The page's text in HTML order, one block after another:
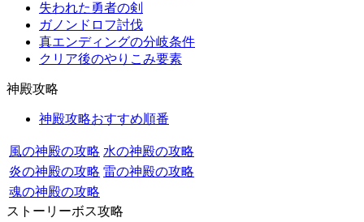
失われた勇者の剣
ガノンドロフ討伐
真エンディングの分岐条件
クリア後のやりこみ要素
神殿攻略
神殿攻略おすすめ順番
風の神殿の攻略 水の神殿の攻略
炎の神殿の攻略 雷の神殿の攻略
魂の神殿の攻略
ストーリーボス攻略